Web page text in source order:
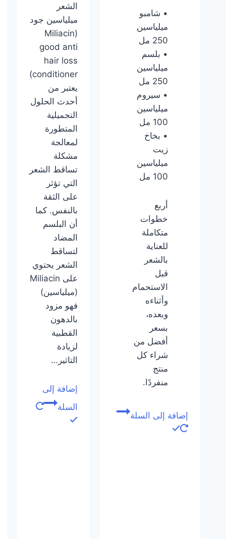
• شامبو
ميلياسين
250 مل
• بلسم
ميلياسين
250 مل
• سيروم
ميلياسين
100 مل
• بخاخ
زيت
ميلياسين
100 مل
أربع
خطوات
متكاملة
للعناية
بالشعر
قبل
الاستحمام
وأثناءه
وبعده،
بسعر
أفضل من
شراء كل
منتج
منفردًا.
إضافة إلى السلة
الشعر
ميلياسين جود
(Miliacin
good anti
hair loss
conditioner)
يعتبر من
أحدث الحلول
التجميلية
المتطورة
لمعالجة
مشكلة
تساقط الشعر
التي تؤثر
على الثقة
بالنفس. كما
أن البلسم
المضاد
لتساقط
الشعر يحتوي
على Miliacin
(ميلياسين)
فهو مزود
بالدهون
القطبية
لزيادة
التاثير…
إضافة إلى
السلة